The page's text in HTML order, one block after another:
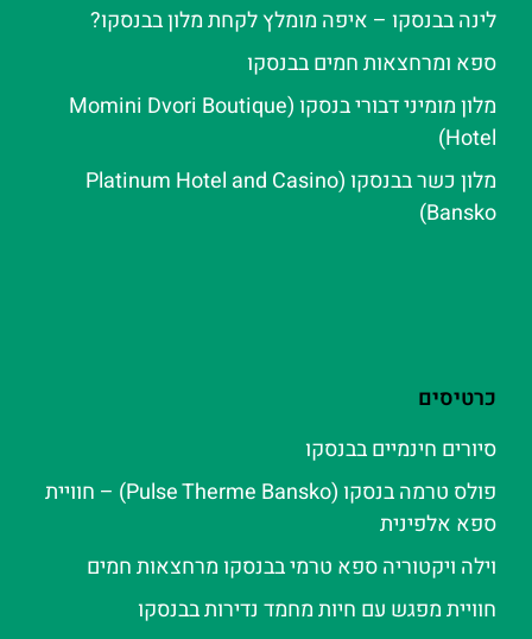
לינה בבנסקו – איפה מומלץ לקחת מלון בבנסקו?
ספא ומרחצאות חמים בבנסקו
מלון מומיני דבורי בנסקו (Momini Dvori Boutique
Hotel)
מלון כשר בבנסקו (Platinum Hotel and Casino
Bansko)
כרטיסים
סיורים חינמיים בבנסקו
פולס טרמה בנסקו (Pulse Therme Bansko) – חוויית
ספא אלפינית
וילה ויקטוריה ספא טרמי בבנסקו מרחצאות חמים
חוויית מפגש עם חיות מחמד נדירות בבנסקו